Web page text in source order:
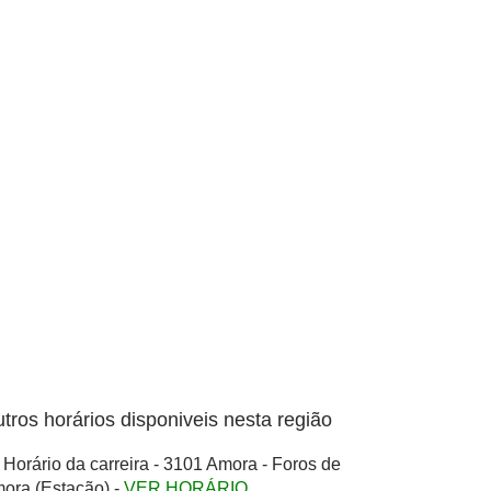
horários disponiveis nesta região
Horário da carreira - 3101 Amora - Foros de